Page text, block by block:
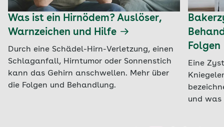
Was ist ein Hirnödem? Auslöser,
Warnzeichen und Hilfe
Durch eine Schädel-Hirn-Verletzung, einen
Schlaganfall, Hirntumor oder Sonnenstich
kann das Gehirn anschwellen. Mehr über
die Folgen und Behandlung.
Folgen
Eine
und was